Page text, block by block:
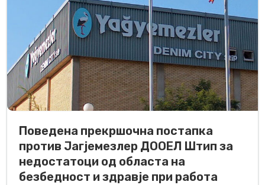
Поведена прекршочна постапка
против Јагјемезлер ДООЕЛ Штип за
недостатоци од областа на
безбедност и здравје при работа